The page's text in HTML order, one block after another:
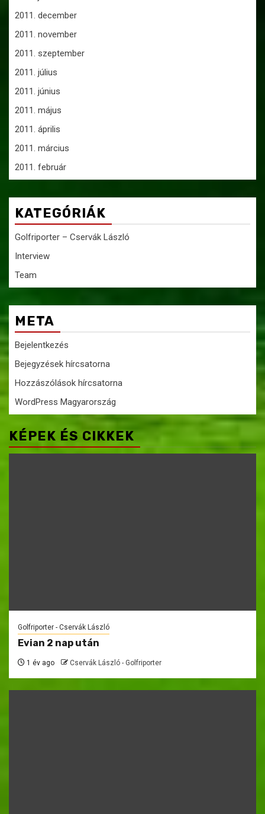
2011. december
2011. november
2011. szeptember
2011. július
2011. június
2011. május
2011. április
2011. március
2011. február
KATEGÓRIÁK
Golfriporter – Cservák László
Interview
Team
META
Bejelentkezés
Bejegyzések hírcsatorna
Hozzászólások hírcsatorna
WordPress Magyarország
KÉPEK ÉS CIKKEK
Golfriporter - Cservák László
Evian 2 nap után
1 év ago Cservák László - Golfriporter